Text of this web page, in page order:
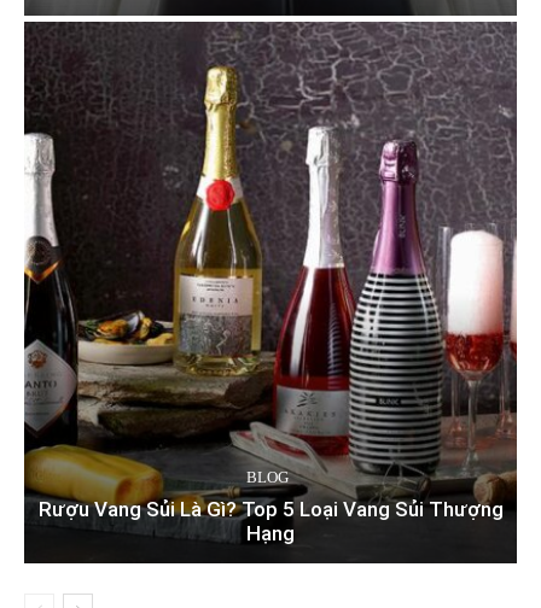
BLOG
Rượu Vang Sủi Là Gì? Top 5 Loại Vang Sủi Thượng
Hạng